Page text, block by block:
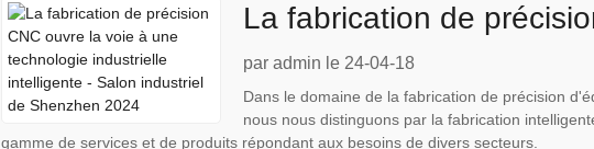
La fabrication de
technologie industrielle
Shenzhen 2024
par admin le 24-04-18
Dans le domaine de la fabrication de précision
nous nous distinguons par la fabrication
gamme de services et de produits répondant aux besoins de divers secteurs.